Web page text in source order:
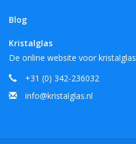
Blog
Kristalglas
De online website voor kristalglas
+31 (0) 342-236032
info@kristalglas.nl